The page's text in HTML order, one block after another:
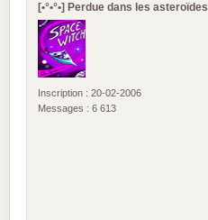
[•°•°•] Perdue dans les asteroïdes
Inscription : 20-02-2006
Messages : 6 613